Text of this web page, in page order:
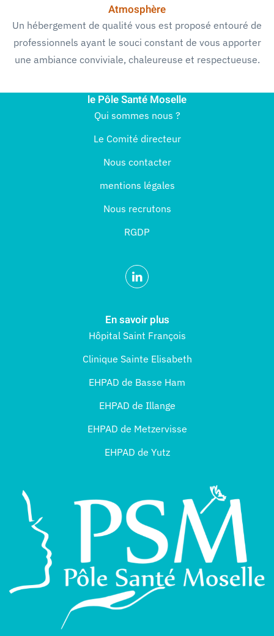
Atmosphère
Un hébergement de qualité vous est proposé entouré de
professionnels ayant le souci constant de vous apporter
une ambiance conviviale, chaleureuse et respectueuse.
le Pôle Santé Moselle
Qui sommes nous ?
Le Comité directeur
Nous contacter
mentions légales
Nous recrutons
RGDP
En savoir plus
Hôpital Saint François
Clinique Sainte Elisabeth
EHPAD de Basse Ham
EHPAD de Illange
EHPAD de Metzervisse
EHPAD de Yutz